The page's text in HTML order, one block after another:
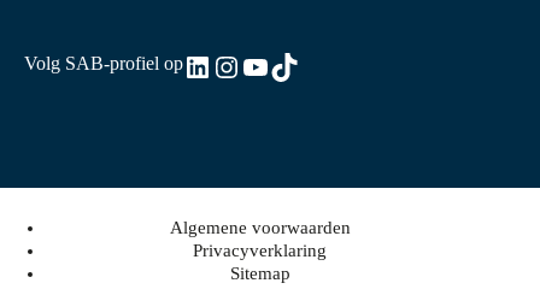
Volg SAB-profiel opLinkedIn
Instagram
YouTube
TikTok
Algemene voorwaarden
Privacyverklaring
Sitemap